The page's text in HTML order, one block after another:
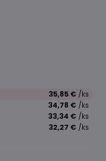
35,85 € /ks
34,78 € /ks
33,34 € /ks
32,27 € /ks